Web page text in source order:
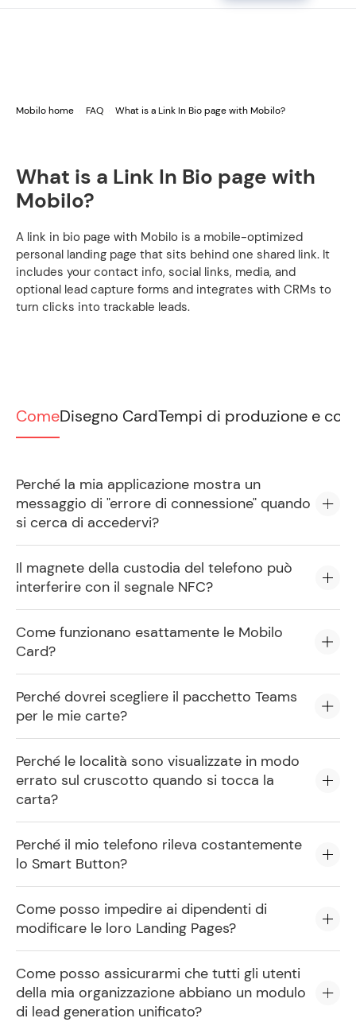
Mobilo home FAQ What is a Link In Bio page with Mobilo?
What is a Link In Bio page with
Mobilo?
A link in bio page with Mobilo is a mobile-optimized
personal landing page that sits behind one shared link. It
includes your contact info, social links, media, and
optional lead capture forms and integrates with CRMs to
turn clicks into trackable leads.
ComeDisegno CardTempi di produzione e
Perché la mia applicazione mostra un
messaggio di "errore di connessione" quando
si cerca di accedervi?
Il magnete della custodia del telefono può
interferire con il segnale NFC?
Come funzionano esattamente le Mobilo
Card?
Perché dovrei scegliere il pacchetto Teams
per le mie carte?
Perché le località sono visualizzate in modo
errato sul cruscotto quando si tocca la
carta?
Perché il mio telefono rileva costantemente
lo Smart Button?
Come posso impedire ai dipendenti di
modificare le loro Landing Pages?
Come posso assicurarmi che tutti gli utenti
della mia organizzazione abbiano un modulo
di lead generation unificato?